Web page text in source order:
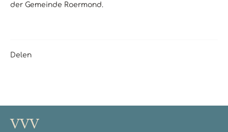
der Gemeinde Roermond.
Delen
VVV